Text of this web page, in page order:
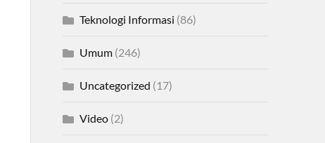
Teknologi Informasi (86)
Umum(246)
Uncategorized (17)
Video(2)